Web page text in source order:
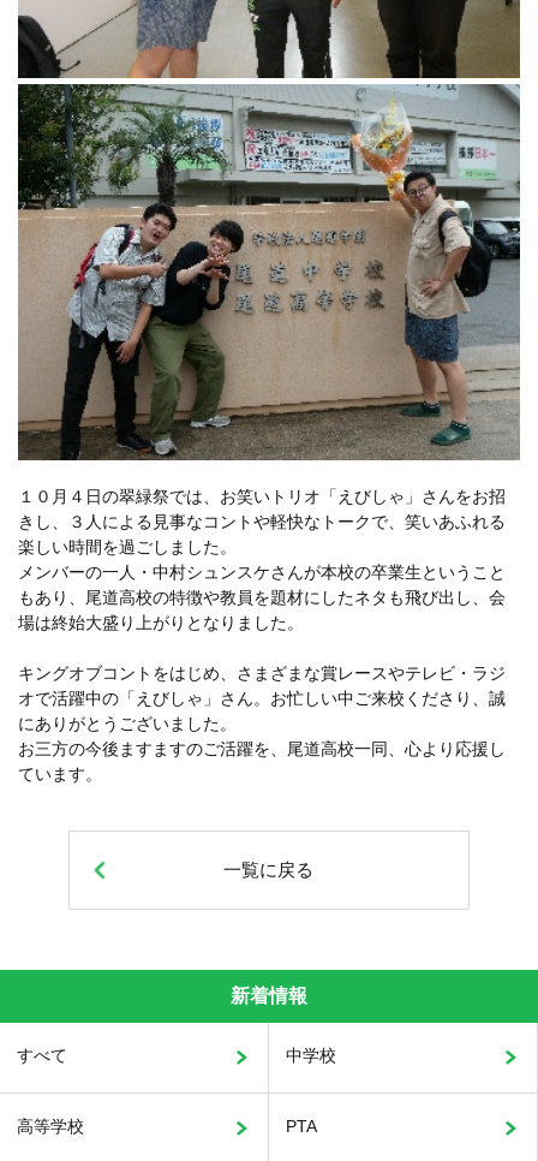
１０月４日の翠緑祭では、お笑いトリオ「えびしゃ」さんをお招
きし、３人による見事なコントや軽快なトークで、笑いあふれる
楽しい時間を過ごしました。
メンバーの一人・中村シュンスケさんが本校の卒業生ということ
もあり、尾道高校の特徴や教員を題材にしたネタも飛び出し、会
場は終始大盛り上がりとなりました。
キングオブコントをはじめ、さまざまな賞レースやテレビ・ラジ
オで活躍中の「えびしゃ」さん。お忙しい中ご来校くださり、誠
にありがとうございました。
お三方の今後ますますのご活躍を、尾道高校一同、心より応援し
ています。
一覧に戻る
新着情報
すべて 中学校
高等学校 PTA